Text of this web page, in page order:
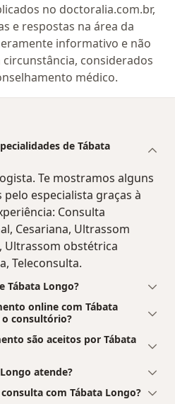
no doctoralia.com.br,
e respostas na área da
informativo e não
considerados
médico.
de Tábata
Te mostramos alguns
especialista graças à
Consulta
Cesariana, Ultrassom
Ultrassom obstétrica
Teleconsulta.
Tábata Longo?
online com Tábata
consultório?
são aceitos por Tábata
atende?
com Tábata Longo?